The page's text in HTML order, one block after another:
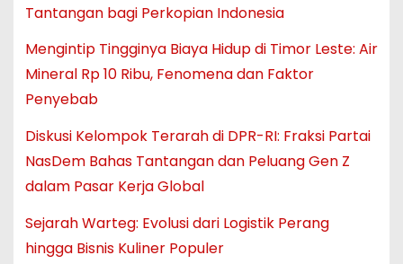
Tantangan bagi Perkopian Indonesia
Mengintip Tingginya Biaya Hidup di Timor Leste: Air
Mineral Rp 10 Ribu, Fenomena dan Faktor
Penyebab
Diskusi Kelompok Terarah di DPR-RI: Fraksi Partai
NasDem Bahas Tantangan dan Peluang Gen Z
dalam Pasar Kerja Global
Sejarah Warteg: Evolusi dari Logistik Perang
hingga Bisnis Kuliner Populer